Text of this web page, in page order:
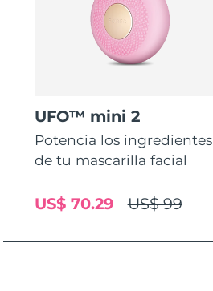
UFO™ mini 2
Potencia los ingredientes
de tu mascarilla facial
US$ 99
US$ 70.29